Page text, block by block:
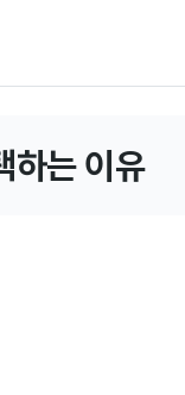
하는 이유